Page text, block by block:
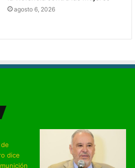
agosto 6, 2026